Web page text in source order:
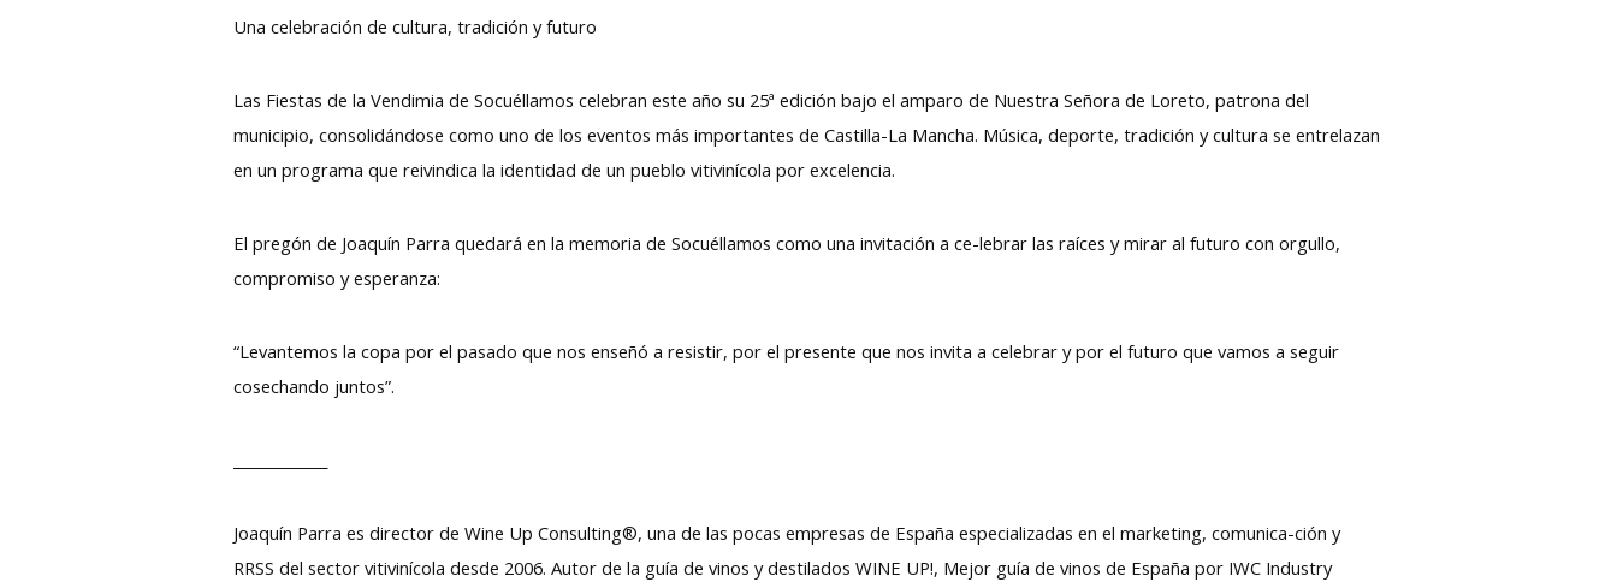
Una celebración de cultura, tradición y futuro
Las Fiestas de la Vendimia de Socuéllamos celebran este año su 25ª edición bajo el amparo de Nuestra Señora de Loreto, patrona del
municipio, consolidándose como uno de los eventos más importantes de Castilla-La Mancha. Música, deporte, tradición y cultura se entrelazan
en un programa que reivindica la identidad de un pueblo vitivinícola por excelencia.
El pregón de Joaquín Parra quedará en la memoria de Socuéllamos como una invitación a ce-lebrar las raíces y mirar al futuro con orgullo,
compromiso y esperanza:
“Levantemos la copa por el pasado que nos enseñó a resistir, por el presente que nos invita a celebrar y por el futuro que vamos a seguir
cosechando juntos”.
Joaquín Parra es director de Wine Up Consulting®, una de las pocas empresas de España especializadas en el marketing, comunica-ción y
RRSS del sector vitivinícola desde 2006. Autor de la guía de vinos y destilados WINE UP!, Mejor guía de vinos de España por IWC Industry